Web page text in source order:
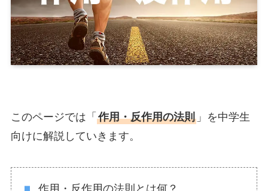
このページでは「 作用・反作用の法則」を中学生
向けに解説していきます。